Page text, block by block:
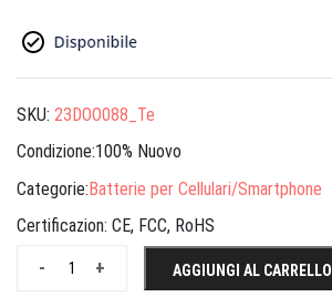
SKU: 23DOO088_Te
Condizione:100% Nuovo
Categorie:Batterie per Cellulari/Smartphone
Certificazion: CE, FCC, RoHS
+
- AGGIUNGI AL CARRELLO